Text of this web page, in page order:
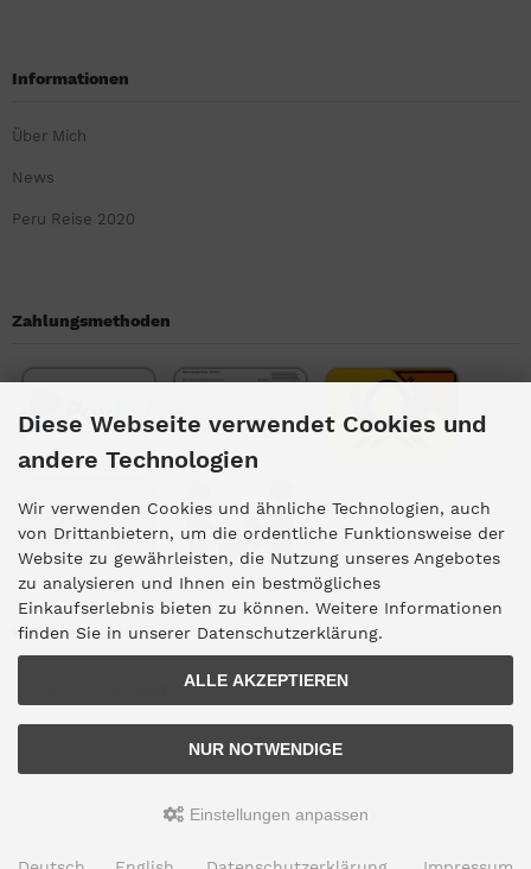
Informationen
Über Mich
News
Peru Reise 2020
Zahlungsmethoden
Kundengruppe
Alle Preise inkl. gesetzl. MwSt. zzgl.
Preise entsprechen dem bisherigen Preis bei Mi-Tierra GmbH.
Diese Webseite verwendet Cookies und
andere Technologien
Wir verwenden Cookies und ähnliche Technologien, auch
von Drittanbietern, um die ordentliche Funktionsweise der
Website zu gewährleisten, die Nutzung unseres Angebotes
zu analysieren und Ihnen ein bestmögliches
Einkaufserlebnis bieten zu können. Weitere Informationen
finden Sie in unserer Datenschutzerklärung.
ALLE AKZEPTIEREN
NUR NOTWENDIGE
Einstellungen anpassen